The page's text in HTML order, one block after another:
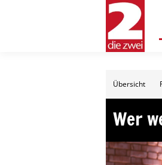
Übersicht
Wer